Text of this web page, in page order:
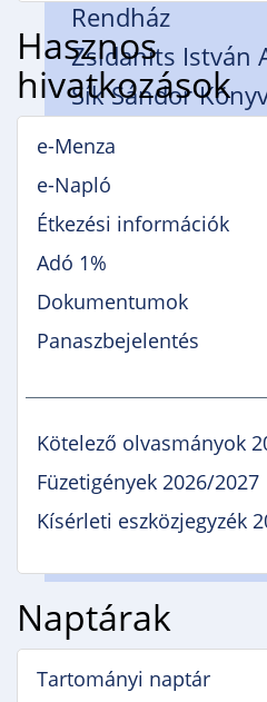
Rendház
Zsidanits István
Sík Sándor
Öregdiák
Hédervár
Napsugár Óvoda
Timaffy László
Tagiskolánk
Hédervári
Piarista
Zsidanits István
Gimnáziumi
Hasznos
hivatkozások
e-Menza
e-Napló
Étkezési információk
Adó 1%
Dokumentumok
Panaszbejelentés
Kötelező olvasmányok
Füzetigények 2026/2027
Kísérleti eszközjegyzék
Naptárak
Tartományi naptár